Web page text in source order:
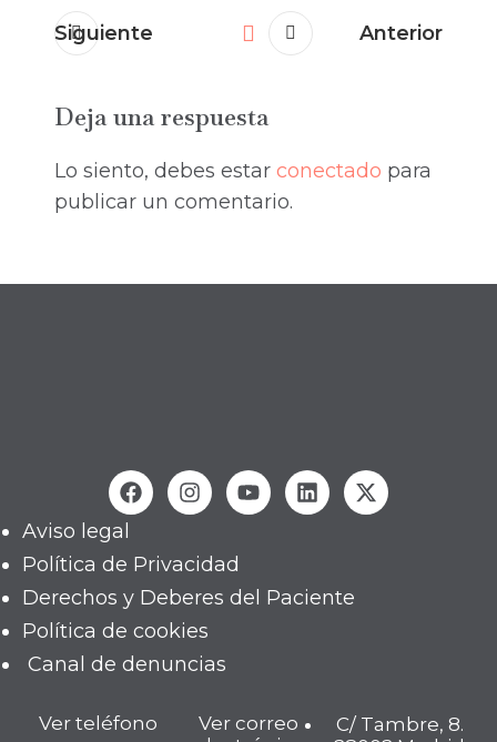
Siguiente Anterior
Deja una respuesta
Lo siento, debes estar conectado para
publicar un comentario.
Aviso legal
Política de Privacidad
Derechos y Deberes del Paciente
Política de cookies
Canal de denuncias
Ver teléfono
Ver correo
C/ Tambre, 8.